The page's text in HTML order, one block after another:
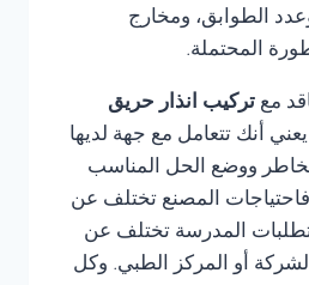
الطوابق، ومخارج
المحتملة.
مع تركيب انذار حريق
يعني أنك تتعامل مع جهة لديها
ووضع الحل المناسب
المصنع تختلف عن
المدرسة تختلف عن
أو المركز الطبي. وكل